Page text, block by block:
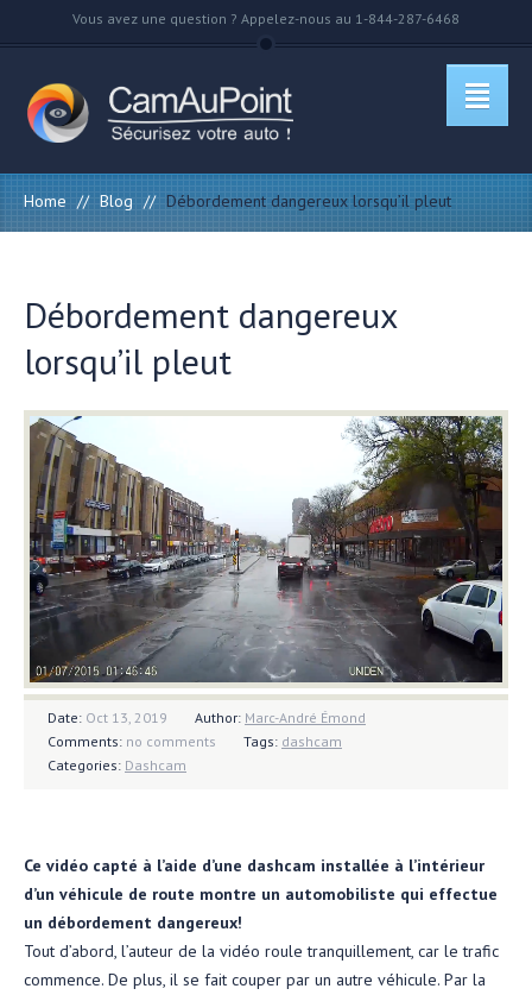
Vous avez une question ? Appelez-nous au 1-844-287-6468
Home // Blog // Débordement dangereux lorsqu’il pleut
Débordement dangereux
lorsqu’il pleut
Date: Oct 13, 2019 Author: Marc-André Émond
Comments: no comments Tags: dashcam
Categories: Dashcam
Ce vidéo capté à l’aide d’une dashcam installée à l’intérieur
d’un véhicule de route montre un automobiliste qui effectue
un débordement dangereux!
Tout d’abord, l’auteur de la vidéo roule tranquillement, car le trafic
commence. De plus, il se fait couper par un autre véhicule. Par la